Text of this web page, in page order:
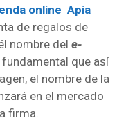
online Apia
de regalos de
nombre del e-
fundamental que así
el nombre de la
en el mercado
firma.